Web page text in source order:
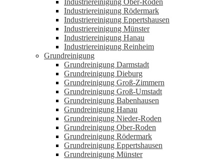
Industriereinigung Ober-Roden
Industriereinigung Rödermark
Industriereinigung Eppertshausen
Industriereinigung Münster
Industriereinigung Hanau
Industriereinigung Reinheim
Grundreinigung
Grundreinigung Darmstadt
Grundreinigung Dieburg
Grundreinigung Groß-Zimmern
Grundreinigung Groß-Umstadt
Grundreinigung Babenhausen
Grundreinigung Hanau
Grundreinigung Nieder-Roden
Grundreinigung Ober-Roden
Grundreinigung Rödermark
Grundreinigung Eppertshausen
Grundreinigung Münster